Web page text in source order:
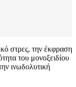
στρες, την έκφραση
του μονοξειδίου
ινωδολυτική